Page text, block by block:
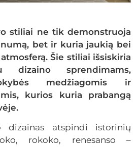
stiliai ne tik demonstruoja
bet ir kuria jaukią bei
Šie stiliai išsiskiria
dizaino sprendimams,
medžiagomis ir
kurios kuria prabangą
dizainas atspindi istorinių
rokoko, renesanso –